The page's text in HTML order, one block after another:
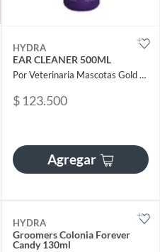
HYDRA
EAR CLEANER 500ML
Por Veterinaria Mascotas Gold Sas
$ 123.500
Agregar
HYDRA
Groomers Colonia Forever
Candy 130ml